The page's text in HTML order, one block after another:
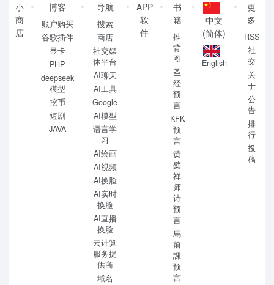
小
商
店
博客
账户购买
谷歌插件
显卡
PHP
deepseek
模型
挖币
短剧
JAVA
导航
搜索
商店
社交媒
体平台
AI聊天
AI工具
Google
AI模型
语言学
习
AI绘画
AI视频
AI换脸
AI实时
换脸
AI直播
换脸
云计算
服务提
供商
域名
APP
软
件
书
籍
推
背
图
圣
经
预
言
KFK
预
言
黄
檗
禅
师
诗
预
言
馬
前
課
预
言
中文
(简体)
English
更
多
RSS
社
交
关
于
公
告
排
行
投
稿